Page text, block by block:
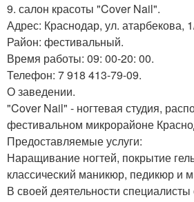
9. салон красоты "Cover Nail".
Адрес: Краснодар, ул. атарбекова,
Район: фестивальный.
Время работы: 09: 00-20: 00.
Телефон: 7 918 413-79-09.
О заведении.
"Cover Nail" - ногтевая студия,
фестивальном микрорайоне
Предоставляемые услуги:
Наращивание ногтей, покрытие
классический маникюр, педикюр и
В своей деятельности